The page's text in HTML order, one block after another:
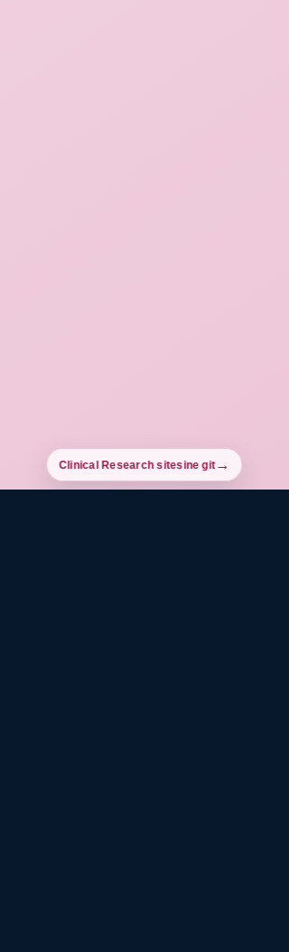
Clinical Research sitesine git